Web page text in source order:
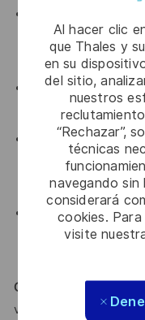
Al hacer clic
que Thales y
en su
del sitio,
nuestros
“Rechazar”,
técnicas
navegando sin
considerará
cookies.
visite
d’algorithmes de
ingénierie des
La connaissance
simulation
Une bonne
DVB-S/S2/S2x,
Une aisance avec
et de gestion de
Curiosité, rigueur et
vous reconnait ?